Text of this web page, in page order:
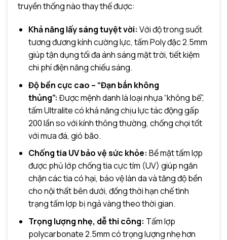
truyền thống nào thay thế được:
Khả năng lấy sáng tuyệt vời: Với độ trong suốt
tương đương kính cường lực, tấm Poly đặc 2.5mm
giúp tận dụng tối đa ánh sáng mặt trời, tiết kiệm
chi phí điện năng chiếu sáng.
Độ bền cực cao – “Đạn bắn không
thủng”: Được mệnh danh là loại nhựa “không bể”,
tấm Ultralite có khả năng chịu lực tác động gấp
200 lần so với kính thông thường, chống chọi tốt
với mưa đá, gió bão.
Chống tia UV bảo vệ sức khỏe: Bề mặt tấm lợp
được phủ lớp chống tia cực tím (UV) giúp ngăn
chặn các tia có hại, bảo vệ làn da và tăng độ bền
cho nội thất bên dưới, đồng thời hạn chế tình
trạng tấm lợp bị ngả vàng theo thời gian.
Trọng lượng nhẹ, dễ thi công: Tấm lợp
polycarbonate 2.5mm có trọng lượng nhẹ hơn